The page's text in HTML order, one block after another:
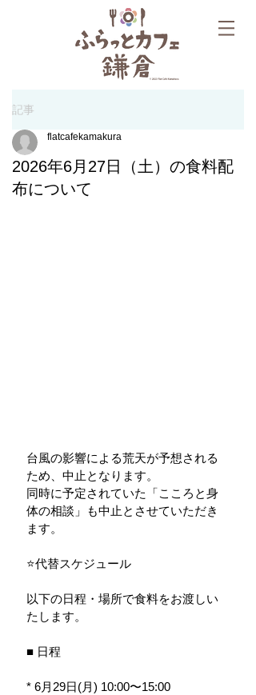
記事
2026年6月27日（土）の食料配
布について
flatcafekamakura
台風の影響による荒天が予想される
ため、中止となります。
同時に予定されていた「こころと身
体の相談」も中止とさせていただき
ます。
⭐️代替スケジュール
以下の日程・場所で食料をお渡しい
たします。
■ 日程
* 6月29日(月) 10:00〜15:00